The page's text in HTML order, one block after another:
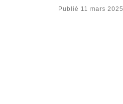
Publié 11 mars 2025